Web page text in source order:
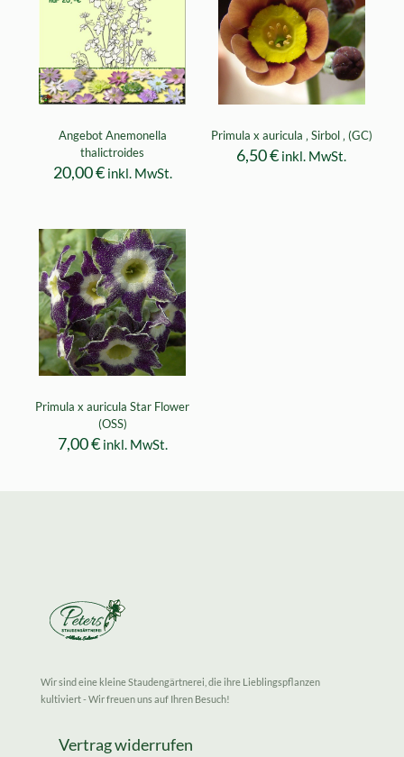
Angebot Anemonella
thalictroides
20,00€ inkl. MwSt.
Primula x auricula ‚ Sirbol ‚ (GC)
6,50€ inkl. MwSt.
Primula x auricula Star Flower
(OSS)
7,00€ inkl. MwSt.
Wir sind eine kleine Staudengärtnerei, die ihre Lieblingspflanzen
kultiviert - Wir freuen uns auf Ihren Besuch!
Vertrag widerrufen